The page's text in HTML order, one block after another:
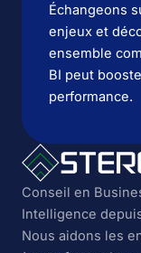
Échangeons
enjeux et
ensemble
BI peut
performance.
Conseil en
Intelligence
Nous aidons les